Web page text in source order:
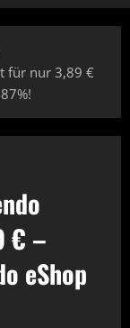
für nur 3,89 €
€ –
eShop